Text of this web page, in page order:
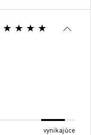
vynikajúce